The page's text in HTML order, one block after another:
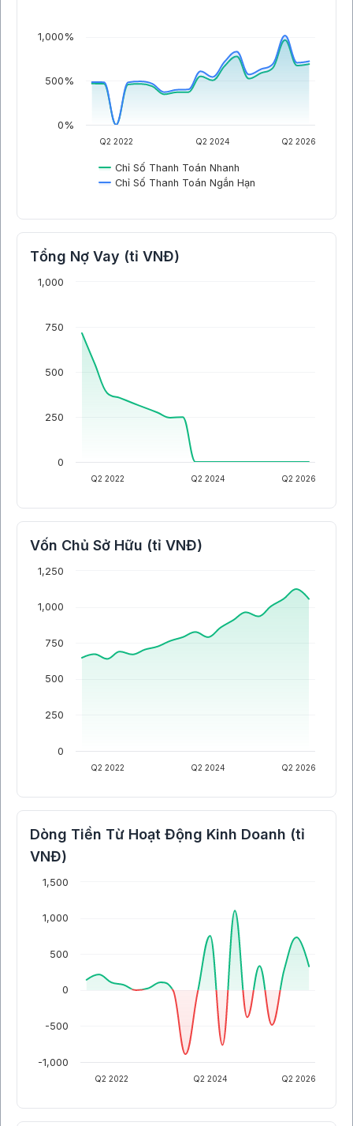
Chỉ Số Thanh Toán Nhanh
Chỉ Số Thanh Toán Ngắn Hạn
Q2 2022 Q2 2024 Q2 2026
0%
500%
1,000%
Tổng Nợ Vay (tỉ VNĐ)
Q2 2022 Q2 2024 Q2 2026
0
250
500
750
1,000
Vốn Chủ Sở Hữu (tỉ VNĐ)
Q2 2022 Q2 2024 Q2 2026
0
250
500
750
1,000
1,250
Dòng Tiền Từ Hoạt Động Kinh Doanh (tỉ
VNĐ)
Q2 2022 Q2 2024 Q2 2026
-1,000
-500
0
500
1,000
1,500